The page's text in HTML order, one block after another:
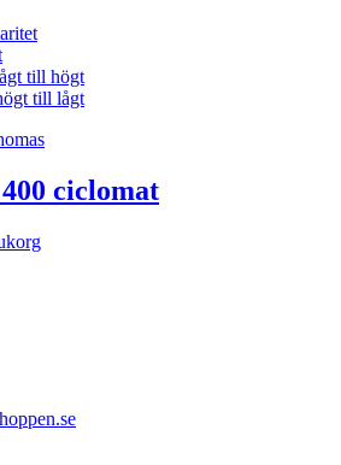
till högt
till lågt
ciclomat